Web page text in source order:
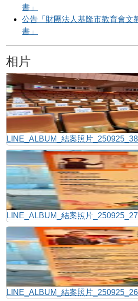
書」
公告「財團法人基隆市教育會文
書」
相片
LINE_ALBUM_結案照片_250925_38
LINE_ALBUM_結案照片_250925_27
LINE_ALBUM_結案照片_250925_26